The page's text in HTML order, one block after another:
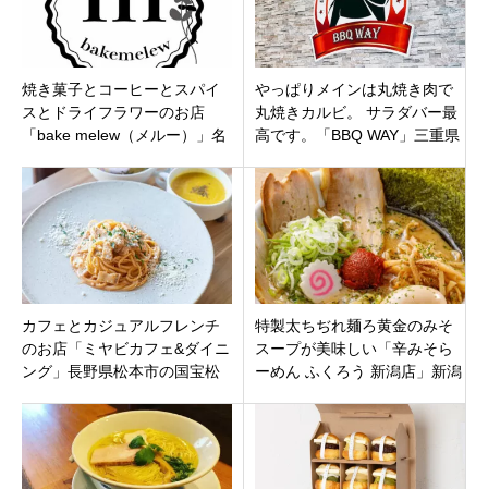
焼き菓子とコーヒーとスパイ
スとドライフラワーのお店
「bake melew（メルー）」名
を出てすぐ 6月12日（土）オ
ープン
やっぱりメインは丸焼き肉で
丸焼きカルビ。 サラダバー最
高です。「BBQ WAY」三重県
カフェとカジュアルフレンチ
のお店「ミヤビカフェ&ダイニ
ング」長野県松本市の国宝松
特製太ちぢれ麺ろ黄金のみそ
スープが美味しい「辛みそら
ーめん ふくろう 新潟店」新潟